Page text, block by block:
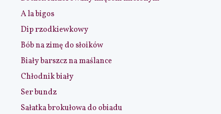
A la bigos
Dip rzodkiewkowy
Bób na zimę do słoików
Biały barszcz na maślance
Chłodnik biały
Ser bundz
Sałatka brokułowa do obiadu